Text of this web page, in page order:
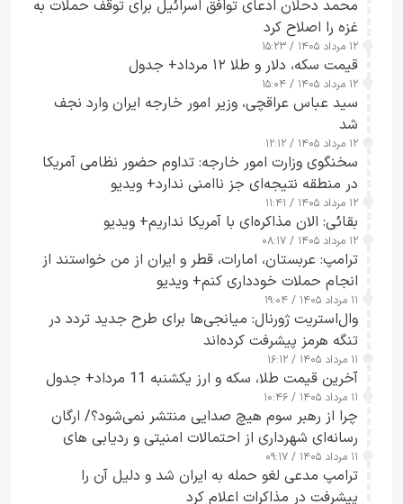
محمد دحلان ادعای توافق اسرائیل برای توقف حملات به
غزه را اصلاح کرد
۱۲ مرداد ۱۴۰۵ / ۱۵:۲۳
قیمت سکه، دلار و طلا ۱۲ مرداد+ جدول
۱۲ مرداد ۱۴۰۵ / ۱۵:۰۴
سید عباس عراقچی، وزیر امور خارجه ایران وارد نجف
شد
۱۲ مرداد ۱۴۰۵ / ۱۲:۱۲
سخنگوی وزارت امور خارجه: تداوم حضور نظامی آمریکا
در منطقه نتیجه‌ای جز ناامنی ندارد+ ویدیو
۱۲ مرداد ۱۴۰۵ / ۱۱:۴۱
بقائی: الان مذاکره‌ای با آمریکا نداریم+ ویدیو
۱۲ مرداد ۱۴۰۵ / ۰۸:۱۷
ترامپ: عربستان، امارات، قطر و ایران از من خواستند از
انجام حملات خودداری کنم+ ویدیو
۱۱ مرداد ۱۴۰۵ / ۱۹:۰۴
وال‌استریت ژورنال: میانجی‌ها برای طرح جدید تردد در
تنگه هرمز پیشرفت کرده‌اند
۱۱ مرداد ۱۴۰۵ / ۱۶:۱۲
آخرین قیمت طلا، سکه و ارز یکشنبه 11 مرداد+ جدول
۱۱ مرداد ۱۴۰۵ / ۱۰:۴۶
چرا از رهبر سوم هیچ صدایی منتشر نمی‌شود؟/ ارگان
رسانه‌ای شهرداری از احتمالات امنیتی و ردیابی های
جاسوسی گفت
۱۱ مرداد ۱۴۰۵ / ۰۹:۱۷
ترامپ مدعی لغو حمله به ایران شد و دلیل آن را
پیشرفت در مذاکرات اعلام کرد